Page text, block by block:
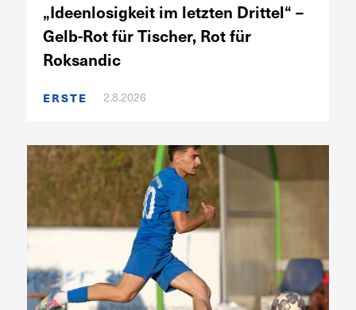
„Ideenlosigkeit im letzten Drittel“ –
Gelb-Rot für Tischer, Rot für
Roksandic
ERSTE 2.8.2026